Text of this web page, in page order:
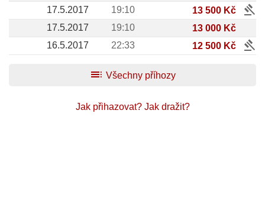
17.5.2017
19:10 13 500 Kč gavel
17.5.2017 19:10
13 000 Kč
16.5.2017
22:33 12 500 Kč
gavel
toc Všechny příhozy
Jak přihazovat? Jak dražit?